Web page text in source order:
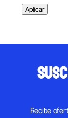
Aplicar
Recibe